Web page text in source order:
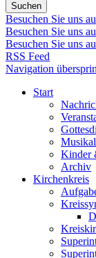
Suchen
Besuchen Sie uns
Besuchen Sie uns
Besuchen Sie uns
RSS Feed
Navigation
Start
Kinder
Archiv
Kirchenkreis